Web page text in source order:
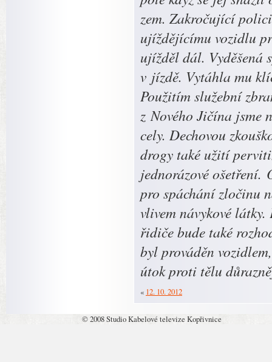
zem. Zakročující
ujíždějícímu vozidlu
ujížděl dál. Vyděšená
v jízdě. Vytáhla mu
Použitím služební
z Nového Jičína jsme
cely. Dechovou
drogy také užití
jednorázové
pro spáchání zločinu
vlivem návykové
řidiče bude také
byl prováděn
útok proti tělu
« 12. 10. 2012
© 2008 Studio Kabelové televize Kopřivnice